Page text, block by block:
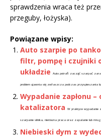
sprawdzenia wraca też
przeguby, łożyska).
Powiązane wpisy:
Auto szarpie po
filtr, pompę i czujniki
układzie
Auto potrafi zacząć szarpać
problem ujawnia się zwłaszcza podczas przyspieszania
Wypadanie zapłonu
katalizatora
W praktyce wypadanie
szarpanie silnika, nierówna praca oraz zapalanie lub
Niebieski dym z